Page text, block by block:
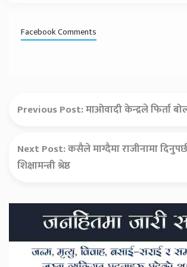
Facebook Comments
Previous Post:माओवादी केन्द्रले फिर्ता
Next Post:कसैले माग्दैमा राजीनामा
शिक्षामन्त्री श्रेष्ठ
Secondary
Sidebar